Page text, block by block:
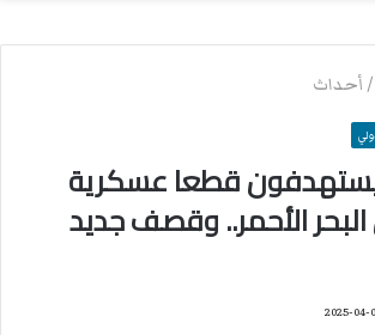
/أحداث
يستهدفون قطعا عسكرية
الأحمر.. وقصف جديد
2025-04-